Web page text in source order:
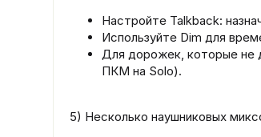
Настройте Talkback:
Используйте Dim для
Для дорожек, которые не
ПКМ на Solo).
5) Несколько наушниковых